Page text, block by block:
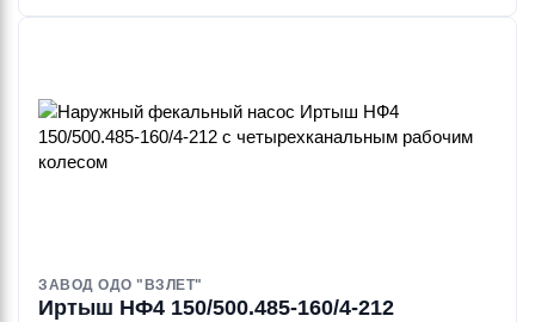
ЗАВОД ОДО "ВЗЛЕТ"
Иртыш НФ4 150/500.485-160/4-212